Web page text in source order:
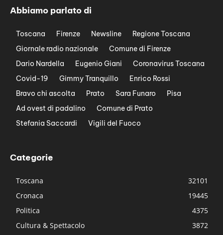
Abbiamo parlato di
Toscana Firenze Newsline
Regione Toscana
Giornale radio nazionale
Comune di Firenze
Dario Nardella
Eugenio Giani
Coronavirus Toscana
Covid-19
Gimmy Tranquillo
Enrico Rossi
Bravo chi ascolta
Prato Sara Funaro
Pisa
Ad ovest di padalino
Comune di Prato
Stefania Saccardi
Vigili del Fuoco
Categorie
Toscana
32101
Cronaca
19445
Politica
4375
Cultura & Spettacolo
3872